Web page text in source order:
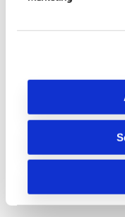
Meer lezen?
Lees meer over
Bekijk alle artikelen